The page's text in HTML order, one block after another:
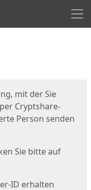
mit der Sie
Cryptshare-
Person senden
Sie bitte auf
ID erhalten